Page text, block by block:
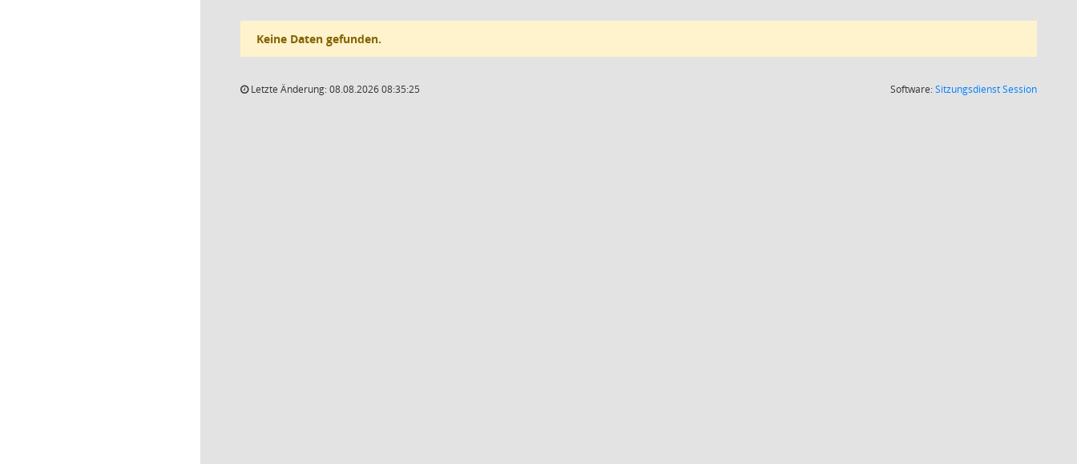
Keine Daten gefunden.
Letzte Änderung: 08.08.2026 08:35:25 Software:SitzungsdienstSession(Wird in